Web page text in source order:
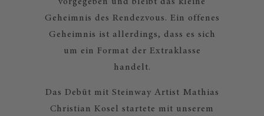
Geheimnis des Rendezvous. Ein offenes
Geheimnis ist allerdings, dass es sich
um ein Format der Extraklasse
handelt.
Das Debüt mit Steinway Artist Mathias
Christian Kosel startete mit unserem